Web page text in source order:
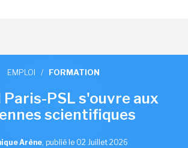
EMPLOI / FORMATION
Paris-PSL s'ouvre aux
scientifiques
Arène, publié le 02 Juillet 2026